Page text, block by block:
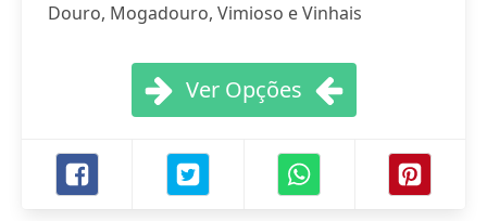
Douro, Mogadouro, Vimioso e Vinhais
Ver Opções